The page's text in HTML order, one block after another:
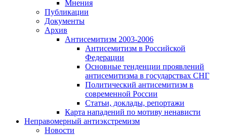
Мнения
Публикации
Документы
Архив
Антисемитизм 2003-2006
Антисемитизм в Российской
Федерации
Основные тенденции проявлений
антисемитизма в государствах СНГ
Политический антисемитизм в
современной России
Статьи, доклады, репортажи
Карта нападений по мотиву ненависти
Неправомерный антиэкстремизм
Новости